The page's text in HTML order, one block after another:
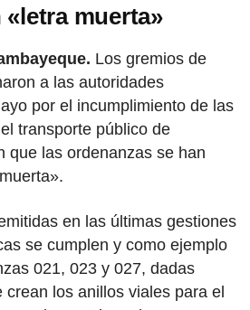
muerta»
Los gremios de
a las autoridades
por el incumplimiento de las
transporte público de
que las ordenanzas se han
en las últimas gestiones
se cumplen y como ejemplo
021, 023 y 027, dadas
los anillos viales para el